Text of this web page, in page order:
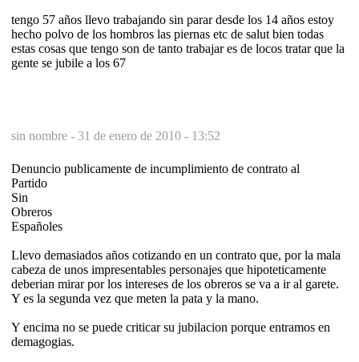
tengo 57 años llevo trabajando sin parar desde los 14 años estoy
hecho polvo de los hombros las piernas etc de salut bien todas
estas cosas que tengo son de tanto trabajar es de locos tratar que la
gente se jubile a los 67
sin nombre - 31 de enero de 2010 - 13:52
Denuncio publicamente de incumplimiento de contrato al
Partido
Sin
Obreros
Españoles
Llevo demasiados años cotizando en un contrato que, por la mala
cabeza de unos impresentables personajes que hipoteticamente
deberian mirar por los intereses de los obreros se va a ir al garete.
Y es la segunda vez que meten la pata y la mano.
Y encima no se puede criticar su jubilacion porque entramos en
demagogias.